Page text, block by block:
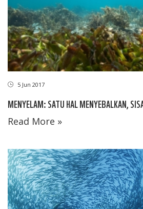
5 Jun 2017
MENYELAM: SATU HAL MENYEBALKAN,
Read More »